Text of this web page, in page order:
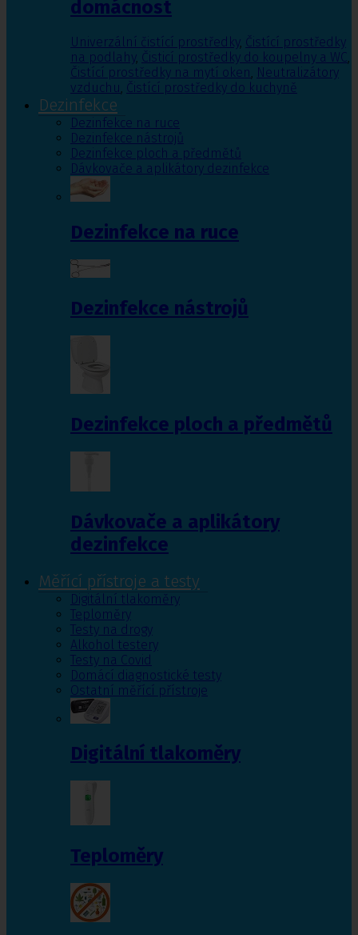
domácnost
Univerzální čistící prostředky, Čistící prostředky
na podlahy, Čisticí prostředky do koupelny a WC,
Čistící prostředky na mytí oken, Neutralizátory
vzduchu, Čistící prostředky do kuchyně
Dezinfekce
Dezinfekce na ruce
Dezinfekce nástrojů
Dezinfekce ploch a předmětů
Dávkovače a aplikátory dezinfekce
Dezinfekce na ruce
Dezinfekce nástrojů
Dezinfekce ploch a předmětů
Dávkovače a aplikátory
dezinfekce
Měřící přístroje a testy
Digitální tlakoměry
Teploměry
Testy na drogy
Alkohol testery
Testy na Covid
Domácí diagnostické testy
Ostatní měřící přístroje
Digitální tlakoměry
Teploměry